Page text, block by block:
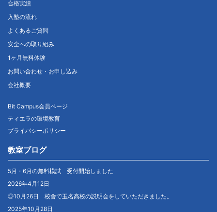
合格実績
入塾の流れ
よくあるご質問
安全への取り組み
1ヶ月無料体験
お問い合わせ・お申し込み
会社概要
Bit Campus会員ページ
ティエラの環境教育
プライバシーポリシー
教室ブログ
5月・6月の無料模試 受付開始しました
2026年4月12日
◎10月26日 校舎で玉名高校の説明会をしていただきました。
2025年10月28日